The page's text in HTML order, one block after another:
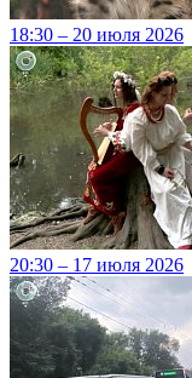
18:30 – 20 июля 2026
20:30 – 17 июля 2026